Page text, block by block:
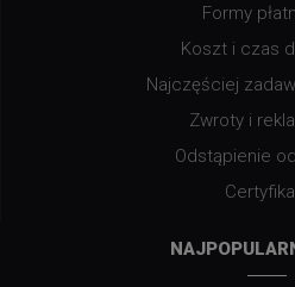
Formy
Koszt i czas
Najczęściej
Zwroty i
Odstąpienie